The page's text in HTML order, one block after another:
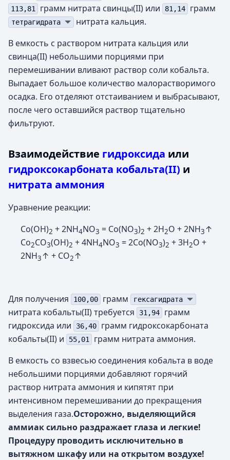
113,81 грамм нитрата свинцы(II) или 81,14 грамм
тетрагидрата
нитрата кальция.
В емкость с раствором нитрата кальция или
свинца(II) небольшими порциями при
перемешивании вливают раствор соли кобальта.
Выпадает большое количество малорастворимого
осадка. Его отделяют отстаиванием и выбрасывают,
после чего оставшийся раствор тщательно
фильтруют.
Взаимодействие гидроксида или
гидроксокарбоната кобальта(II) и
нитрата аммония
Уравнение реакции:
Co(OH)2 + 2NH4NO3 = Co(NO3)2 + 2H2O + 2NH3↑
Co2CO3(OH)2 + 4NH4NO3 = 2Co(NO3)2 + 3H2O +
2NH3↑ + CO2↑
Для получения 100,00 грамм гексагидрата
нитрата кобальты(II) требуется 31,94
грамм
гидроксида или
36,40
грамм гидроксокарбоната
кобальты(II) и
55,01
грамм нитрата аммония.
В емкость со взвесью соединения кобальта в воде
небольшими порциями добавляют горячий
раствор нитрата аммония и кипятят при
интенсивном перемешивании до прекращения
выделения газа.Осторожно, выделяющийся
аммиак сильно раздражает глаза и легкие!
Процедуру проводить исключительно в
вытяжном шкафу или на открытом воздухе!